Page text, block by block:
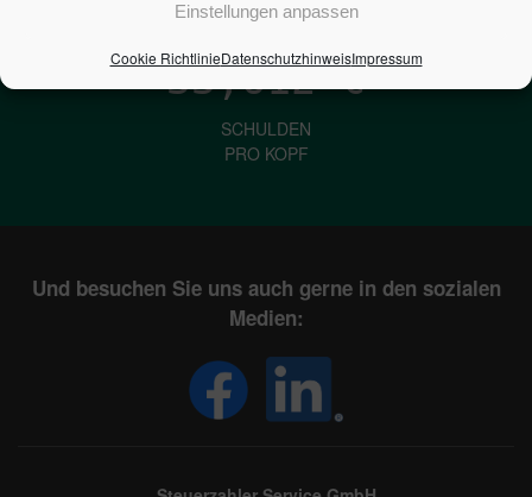
Einstellungen anpassen
Cookie RichtlinieDatenschutzhinweisImpressum
33,612€
SCHULDEN
PRO KOPF
Und besuchen Sie uns auch gerne in den sozialen
Medien: